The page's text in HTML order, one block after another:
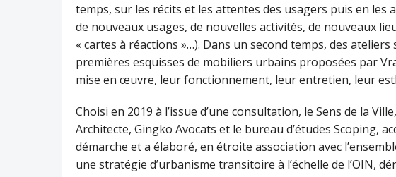
temps, sur les récits et les attentes des usagers puis en
de nouveaux usages, de nouvelles activités, de nouveaux
« cartes à réactions »…). Dans un second temps, des
premières esquisses de mobiliers urbains proposées par
mise en œuvre, leur fonctionnement, leur entretien, leur
Choisi en 2019 à l’issue d’une consultation, le Sens de la
Architecte, Gingko Avocats et le bureau d’études Scoping,
démarche et a élaboré, en étroite association avec
une stratégie d’urbanisme transitoire à l’échelle de l’OIN,